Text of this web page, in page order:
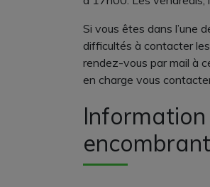
Si vous êtes dans l’une
difficultés à contacter
rendez-vous par mail à
en charge vous